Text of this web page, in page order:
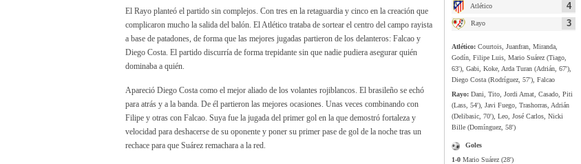
Atlético 4
Rayo 3
Atlético: Courtois, Juanfran, Miranda,
Godín, Filipe Luis, Mario Suárez (Tiago,
63'), Gabi, Koke, Arda Turan (Adrián, 67'),
Diego Costa (Rodríguez, 57'), Falcao
Rayo: Dani, Tito, Jordi Amat, Casado, Piti
(Lass, 54'), Javi Fuego, Trashorras, Adrián
(Delibasic, 70'), Leo, José Carlos, Nicki
Bille (Domínguez, 58')
Goles
1-0 Mario Suárez (28')
El Rayo planteó el partido sin complejos. Con tres en la retaguardia y cinco en la creación que
complicaron mucho la salida del balón. El Atlético trataba de sortear el centro del campo rayista
a base de patadones, de forma que las mejores jugadas partieron de los delanteros: Falcao y
Diego Costa. El partido discurría de forma trepidante sin que nadie pudiera asegurar quién
dominaba a quién.
Apareció Diego Costa como el mejor aliado de los volantes rojiblancos. El brasileño se echó
para atrás y a la banda. De él partieron las mejores ocasiones. Unas veces combinando con
Filipe y otras con Falcao. Suya fue la jugada del primer gol en la que demostró fortaleza y
velocidad para deshacerse de su oponente y poner su primer pase de gol de la noche tras un
rechace para que Suárez remachara a la red.